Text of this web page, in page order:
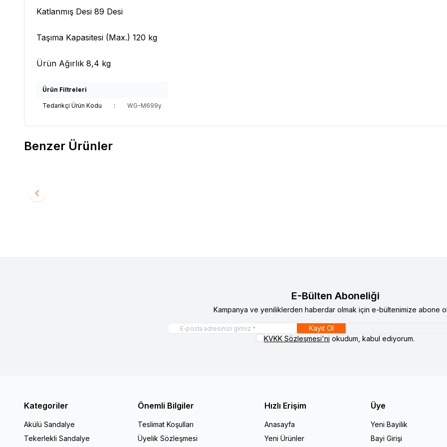
Katlanmış Desi 89 Desi
Taşıma Kapasitesi (Max.) 120 kg
Ürün Ağırlık 8,4 kg
Ürün Filtreleri
Tedarikçi Ürün Kodu : WG-M699y
Benzer Ürünler
48.268,33
E-Bülten Aboneliği
Kampanya ve yeniliklerden haberdar olmak için e-bültenimize abone
Kayıt Ol
KVKK Sözleşmesi'ni okudum, kabul ediyorum.
Kategoriler
Akülü Sandalye
Tekerlekli Sandalye
Önemli Bilgiler
Teslimat Koşulları
Üyelik Sözleşmesi
Hızlı Erişim
Anasayfa
Yeni Ürünler
Üye
Yeni Bayilik
Bayi Girişi